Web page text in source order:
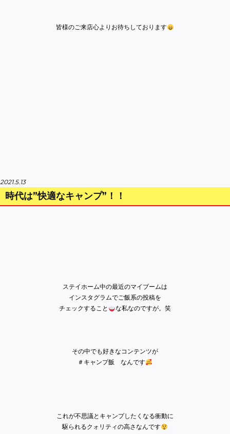
皆様のご来店心よりお待ちしております
2021.5.13
時代は”快適なキャンプ”！！
ステイホーム中の最近のマイブームは
インスタグラムでご飯系の投稿を
チェックすること
な私なのですが。笑
その中でも好きなコンテンツが
＃キャンプ飯 なんです
これが不思議とキャンプしたくなる衝動に
駆られるクォリティの高さなんです